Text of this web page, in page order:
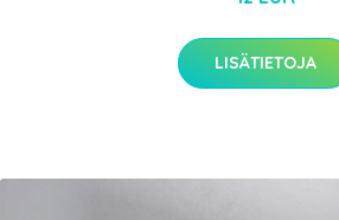
LISÄTIETOJA